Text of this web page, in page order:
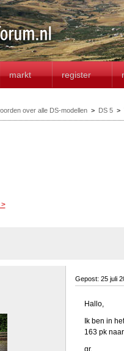
markt register
over alle DS-modellen> DS 5>
Gepost: 25 juli
Hallo,
Ik ben in
163 pk
gr,